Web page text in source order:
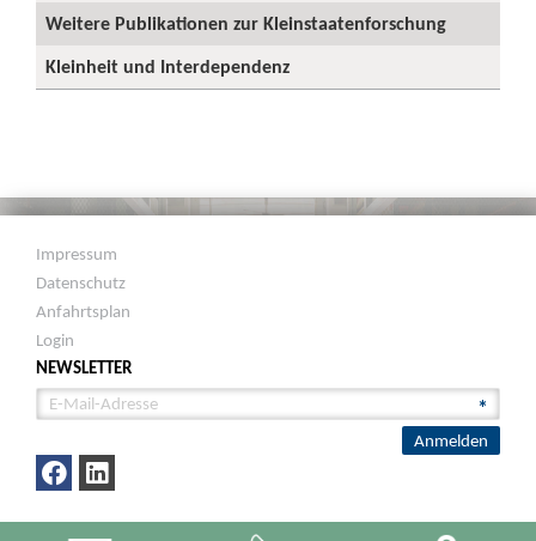
Weitere Publikationen zur Kleinstaatenforschung
Kleinheit und Interdependenz
Impressum
Datenschutz
Anfahrtsplan
Login
NEWSLETTER